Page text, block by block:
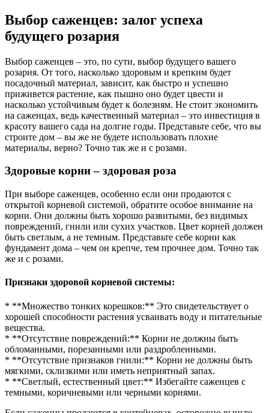
Выбор саженцев: залог успеха
будущего розария
Выбор саженцев – это, по сути, выбор будущего вашего
розария. От того, насколько здоровым и крепким будет
посадочный материал, зависит, как быстро и успешно
приживется растение, как пышно оно будет цвести и
насколько устойчивым будет к болезням. Не стоит экономить
на саженцах, ведь качественный материал – это инвестиция в
красоту вашего сада на долгие годы. Представьте себе, что вы
строите дом – вы же не будете использовать плохие
материалы, верно? Точно так же и с розами.
Здоровые корни – здоровая роза
При выборе саженцев, особенно если они продаются с
открытой корневой системой, обратите особое внимание на
корни. Они должны быть хорошо развитыми, без видимых
повреждений, гнили или сухих участков. Цвет корней должен
быть светлым, а не темным. Представьте себе корни как
фундамент дома – чем он крепче, тем прочнее дом. Точно так
же и с розами.
Признаки здоровой корневой системы:
* **Множество тонких корешков:** Это свидетельствует о
хорошей способности растения усваивать воду и питательные
вещества.
* **Отсутствие повреждений:** Корни не должны быть
обломанными, порезанными или раздробленными.
* **Отсутствие признаков гнили:** Корни не должны быть
мягкими, склизкими или иметь неприятный запах.
* **Светлый, естественный цвет:** Избегайте саженцев с
темными, коричневыми или черными корнями.